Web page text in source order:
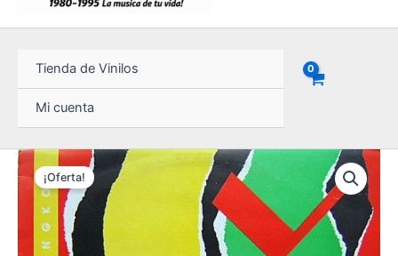
Tienda de Vinilos
Mi cuenta
¡Oferta!